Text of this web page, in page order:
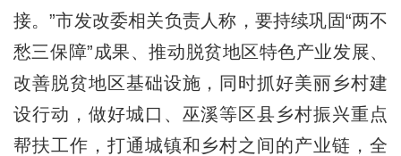
接。”市发改委相关负责人称，要持续巩固“两不
愁三保障”成果、推动脱贫地区特色产业发展、
改善脱贫地区基础设施，同时抓好美丽乡村建
设行动，做好城口、巫溪等区县乡村振兴重点
帮扶工作，打通城镇和乡村之间的产业链，全